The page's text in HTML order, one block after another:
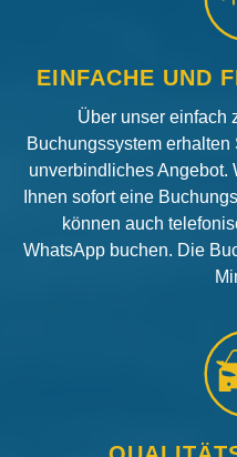
EINFACHE UND
Über unser einfach
Buchungssystem
unverbindliches Angebot.
Ihnen sofort eine
können auch
WhatsApp buchen. Die